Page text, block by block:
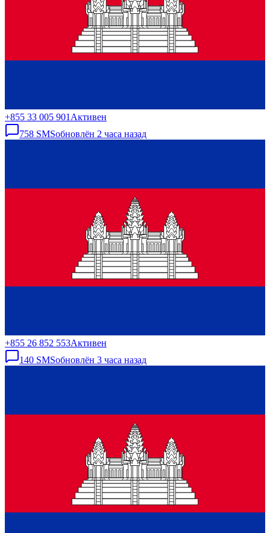
+855 33 005 901 Активен
758 SMSобновлён 2 часа назад
+855 26 852 553Активен
140 SMSобновлён 3 часа назад